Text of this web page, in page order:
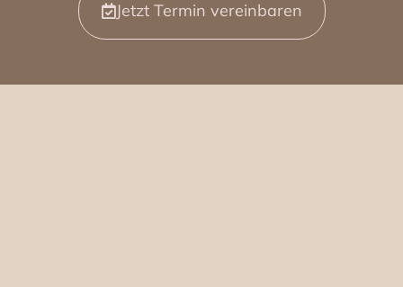
Jetzt Termin vereinbaren